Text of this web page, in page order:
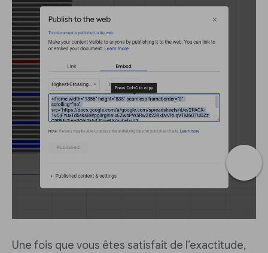
Une fois que vous êtes satisfait de l’exactitude,